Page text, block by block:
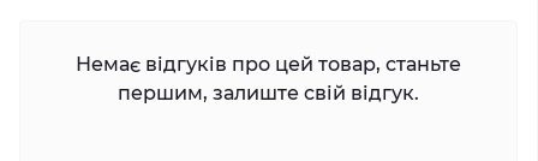
Немає відгуків про цей товар, станьте
першим, залиште свій відгук.